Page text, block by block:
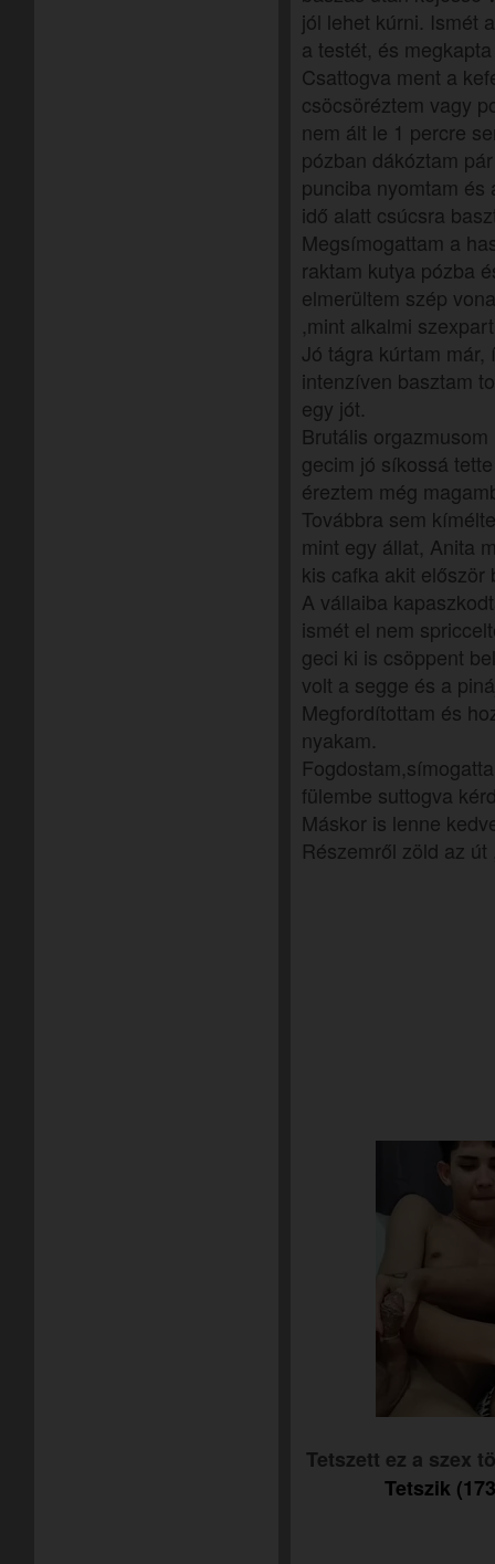
jól lehet kúrni. Ismét
a testét, és
Csattogva ment a
csöcsöréztem vagy
nem ált le 1 percre
pózban dákóztam
punciba nyomtam
idő alatt csúcsra
Megsímogattam a
raktam kutya pózba
elmerültem szép
,mint alkalmi
Jó tágra kúrtam
intenzíven basztam
egy jót.
Brutális
gecim jó síkossá
éreztem még
Továbbra sem
mint egy állat, Anita
kis cafka akit először
A vállaiba
ismét el nem
geci ki is csöppent
volt a segge és a
Megfordítottam és
nyakam.
fülembe suttogva
Máskor is lenne
Részemről zöld az
Tetszett ez a szex
Tetszik